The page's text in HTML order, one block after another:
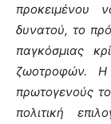
προκειμένου
δυνατού, το
παγκόσμιας
ζωοτροφών. Η
πρωτογενούς
πολιτική